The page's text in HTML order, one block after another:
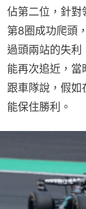
佔第二位，針對
第8圈成功爬頭
過頭兩站的失利
能再次追近，
跟車隊說，假如
能保住勝利。